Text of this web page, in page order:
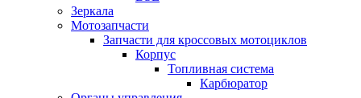
Зеркала
Мотозапчасти
Запчасти для кроссовых мотоциклов
Корпус
Топливная система
Карбюратор